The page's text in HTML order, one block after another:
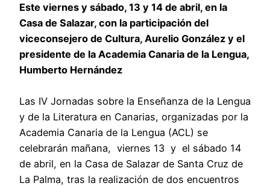
Este viernes y sábado, 13 y 14 de abril, en la
Casa de Salazar, con la participación del
viceconsejero de Cultura, Aurelio González y el
presidente de la Academia Canaria de la Lengua,
Humberto Hernández
Las IV Jornadas sobre la Enseñanza de la Lengua
y de la Literatura en Canarias, organizadas por la
Academia Canaria de la Lengua (ACL) se
celebrarán mañana, viernes 13 y el sábado 14
de abril, en la Casa de Salazar de Santa Cruz de
La Palma, tras la realización de dos encuentros